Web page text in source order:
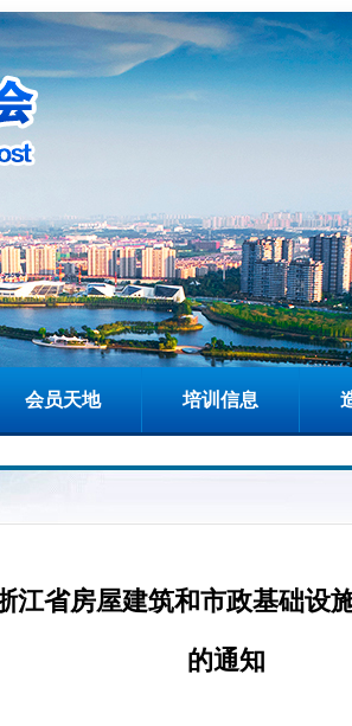
会员天地 培训信息
江省房屋建筑和市政基础设
的通知